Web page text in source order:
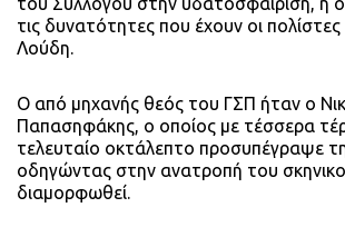
τις δυνατότητες που έχουν οι
Λούδη.
Ο από μηχανής θεός του ΓΣΠ ήταν ο
Παπασηφάκης, ο οποίος με τέσσερα
τελευταίο οκτάλεπτο προσυπέγραψε
οδηγώντας στην ανατροπή του
διαμορφωθεί.